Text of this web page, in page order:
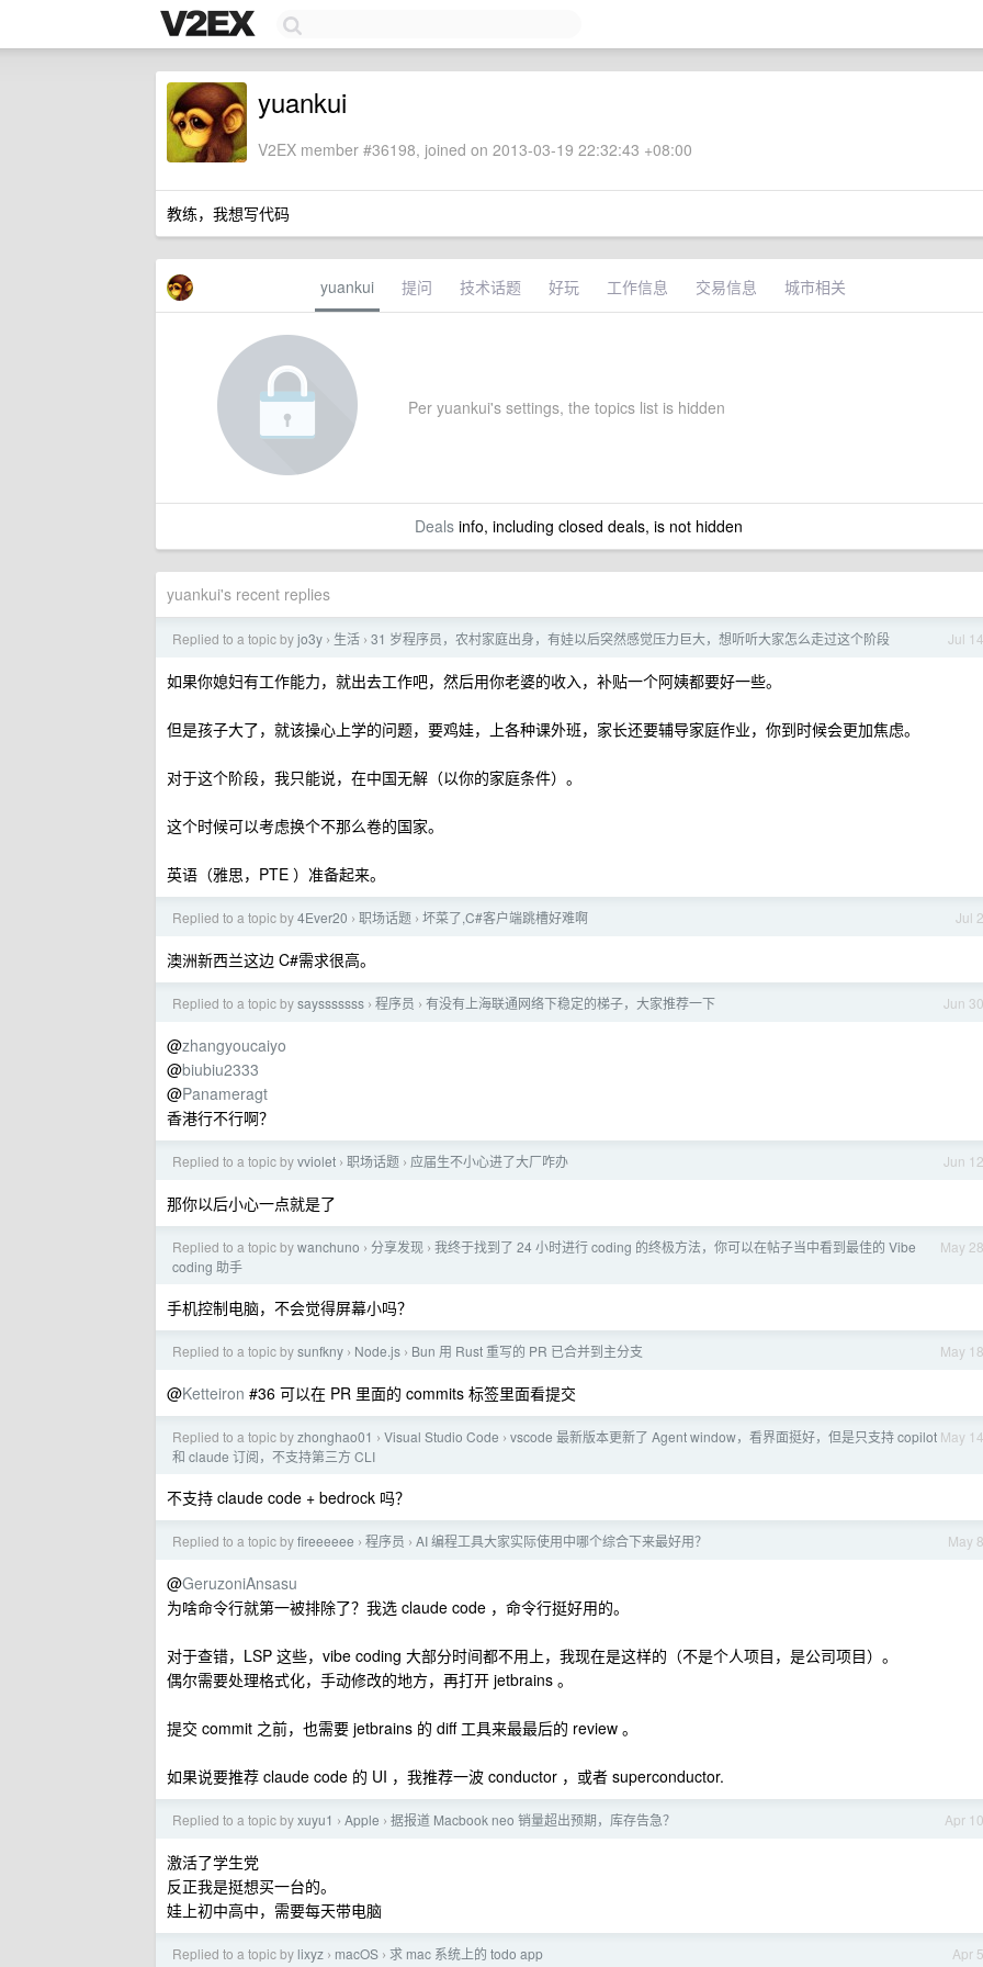
yuankui
V2EX member #36198, joined on 2013-03-19 22:32:43 +08:00
教练，我想写代码
yuankui 提问 技术话题 好玩 工作信息 交易信息 城市相关
Per yuankui's settings, the topics list is hidden
Dealsinfo, including closed deals, is not hidden
yuankui's recent replies
Jul 14
Replied to a topic byjo3y › 生活 › 31 岁程序员，农村家庭出身，有娃以后突然感觉压力巨大，想听听大家怎么走过这个阶段
如果你媳妇有工作能力，就出去工作吧，然后用你老婆的收入，补贴一个阿姨都要好一些。
但是孩子大了，就该操心上学的问题，要鸡娃，上各种课外班，家长还要辅导家庭作业，你到时候会更加焦虑。
对于这个阶段，我只能说，在中国无解（以你的家庭条件）。
这个时候可以考虑换个不那么卷的国家。
英语（雅思，PTE ）准备起来。
Jul 2
Replied to a topic by4Ever20 › 职场话题 › 坏菜了,C#客户端跳槽好难啊
澳洲新西兰这边 C#需求很高。
Jun 30
Replied to a topic bysaysssssss › 程序员 › 有没有上海联通网络下稳定的梯子，大家推荐一下
@zhangyoucaiyo
@biubiu2333
@Panameragt
香港行不行啊？
Jun 12
Replied to a topic byvviolet › 职场话题 › 应届生不小心进了大厂咋办
那你以后小心一点就是了
May 28
Replied to a topic bywanchuno › 分享发现 › 我终于找到了 24 小时进行 coding 的终极方法，你可以在帖子当中看到最佳的 Vibe
coding 助手
手机控制电脑，不会觉得屏幕小吗？
May 18
Replied to a topic bysunfkny › Node.js › Bun 用 Rust 重写的 PR 已合并到主分支
@Ketteiron #36 可以在 PR 里面的 commits 标签里面看提交
May 14
Replied to a topic byzhonghao01 › Visual Studio Code › vscode 最新版本更新了 Agent window，看界面挺好，但是只支持 copilot
和 claude 订阅，不支持第三方 CLI
不支持 claude code + bedrock 吗？
May 8
Replied to a topic byfireeeeee › 程序员 › AI 编程工具大家实际使用中哪个综合下来最好用？
@GeruzoniAnsasu
为啥命令行就第一被排除了？我选 claude code ，命令行挺好用的。
对于查错，LSP 这些，vibe coding 大部分时间都不用上，我现在是这样的（不是个人项目，是公司项目）。
偶尔需要处理格式化，手动修改的地方，再打开 jetbrains 。
提交 commit 之前，也需要 jetbrains 的 diff 工具来最最后的 review 。
如果说要推荐 claude code 的 UI ，我推荐一波 conductor ，或者 superconductor.
Apr 10
Replied to a topic byxuyu1 › Apple › 据报道 Macbook neo 销量超出预期，库存告急？
激活了学生党
反正我是挺想买一台的。
娃上初中高中，需要每天带电脑
Apr 5
Replied to a topic by lixyz › macOS › 求 mac 系统上的 todo app